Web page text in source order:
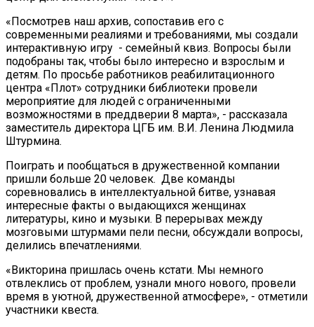
«Посмотрев наш архив, сопоставив его с
современными реалиями и требованиями, мы создали
интерактивную игру - семейный квиз. Вопросы были
подобраны так, чтобы было интересно и взрослым и
детям. По просьбе работников реабилитационного
центра «Плот» сотрудники библиотеки провели
мероприятие для людей с ограниченными
возможностями в преддверии 8 марта», - рассказала
заместитель директора ЦГБ им. В.И. Ленина Людмила
Штурмина.
Поиграть и пообщаться в дружественной компании
пришли больше 20 человек. Две команды
соревновались в интеллектуальной битве, узнавая
интересные факты о выдающихся женщинах
литературы, кино и музыки. В перерывах между
мозговыми штурмами пели песни, обсуждали вопросы,
делились впечатлениями.
«Викторина пришлась очень кстати. Мы немного
отвлеклись от проблем, узнали много нового, провели
время в уютной, дружественной атмосфере», - отметили
участники квеста.